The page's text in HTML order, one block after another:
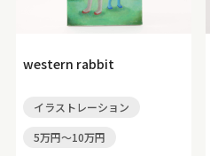
western rabbit
イラストレーション
5万円～10万円